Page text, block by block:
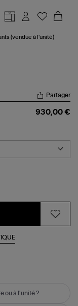
(vendue à l'unité)
Partager
930,00 €
ou à l'unité ?